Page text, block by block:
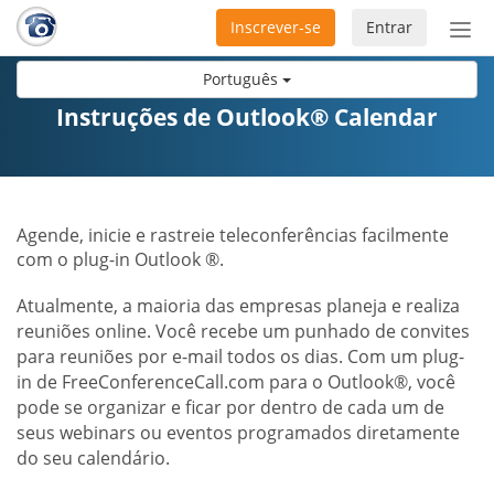
Português
Entrar
Inscrever-se
Instruções de Outlook® Calendar
Agende, inicie e rastreie teleconferências facilmente
com o plug-in Outlook ®.
Atualmente, a maioria das empresas planeja e realiza
reuniões online. Você recebe um punhado de convites
para reuniões por e-mail todos os dias. Com um plug-
in de FreeConferenceCall.com para o Outlook®, você
pode se organizar e ficar por dentro de cada um de
seus webinars ou eventos programados diretamente
do seu calendário.